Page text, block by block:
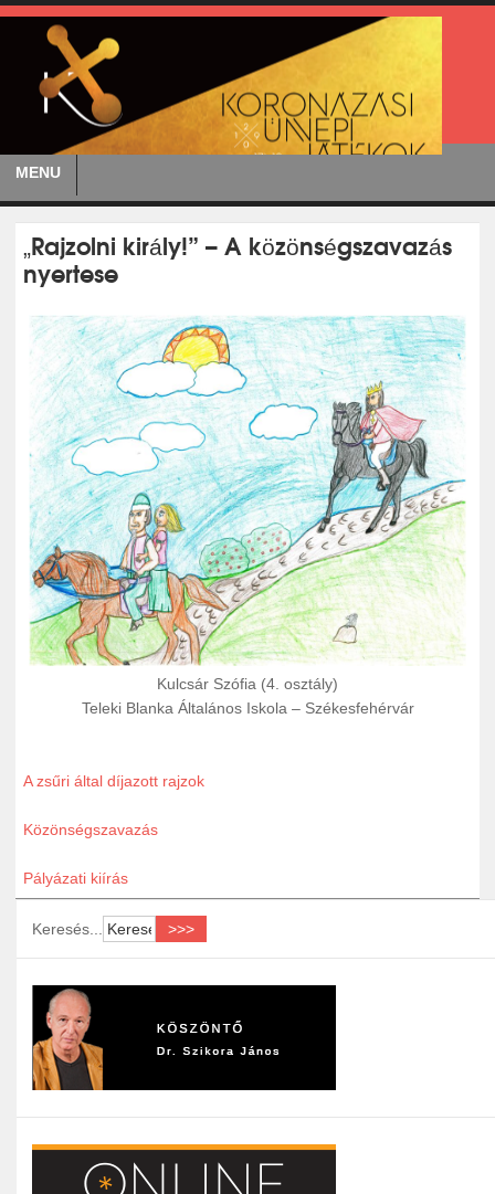
MENU
„Rajzolni király!” – A közönségszavazás
nyertese
Kulcsár Szófia (4. osztály)
Teleki Blanka Általános Iskola – Székesfehérvár
A zsűri által díjazott rajzok
Közönségszavazás
Pályázati kiírás
Keresés...